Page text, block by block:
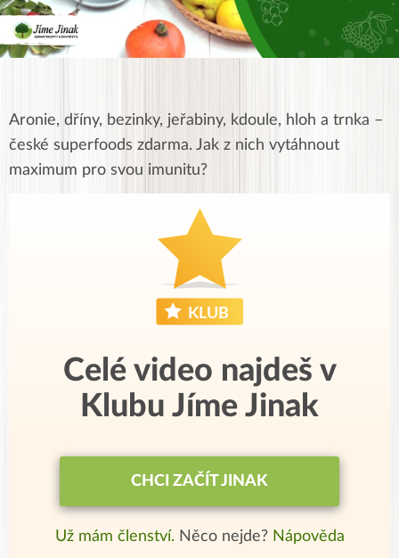
Aronie, dříny, bezinky, jeřabiny, kdoule, hloh a trnka –
české superfoods zdarma. Jak z nich vytáhnout
maximum pro svou imunitu?
Celé video najdeš v
Klubu Jíme Jinak
CHCI ZAČÍT JINAK
Už mám členství. Něco nejde? Nápověda